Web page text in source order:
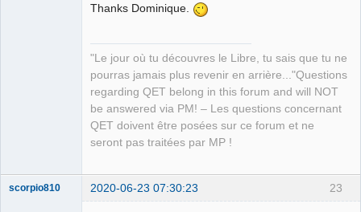
Thanks Dominique.
"Le jour où tu découvres le Libre, tu sais que tu ne
pourras jamais plus revenir en arrière..."Questions
regarding QET belong in this forum and will NOT
be answered via PM! – Les questions concernant
QET doivent être posées sur ce forum et ne
seront pas traitées par MP !
23
scorpio810 2020-06-23 07:30:23